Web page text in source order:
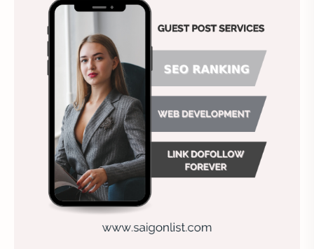
Ảnh nền chuẩn HD Ảnh nền đẹp
Ảnh nền sinh nhật
Animal Ankle boots Antarctic
Antibodies against Covid-19 Antiquarian
Antiviral antibodies Áo bà ba
Áo bà ba hiện đại Áo bà bầu Áo bác sĩ
Áo bếp trưởng áo công nhân